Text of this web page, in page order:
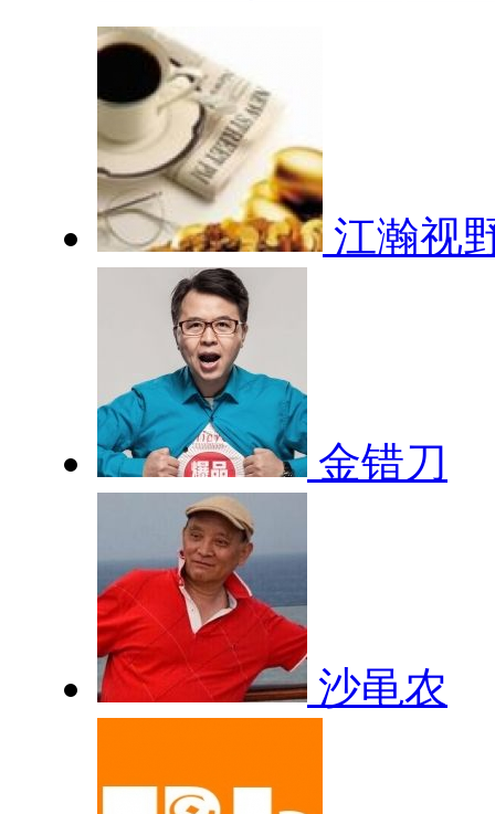
江瀚视
金错刀
沙黾农